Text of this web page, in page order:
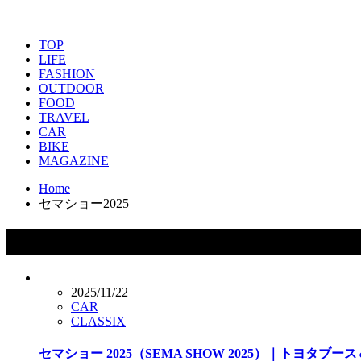
TOP
LIFE
FASHION
OUTDOOR
FOOD
TRAVEL
CAR
BIKE
MAGAZINE
Home
セマショー2025
2025/11/22
CAR
CLASSIX
セマショー 2025（SEMA SHOW 2025）｜トヨタブー